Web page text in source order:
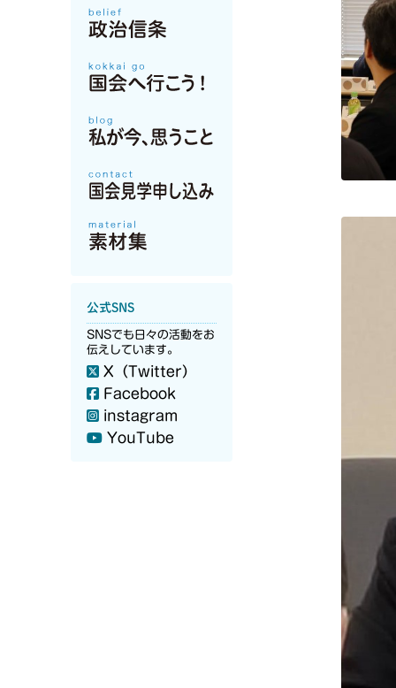
公式SNS
SNSでも日々の活動をお
伝えしています。
X（Twitter）
Facebook
instagram
YouTube